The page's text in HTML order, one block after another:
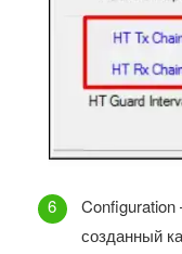
Configuration
созданный